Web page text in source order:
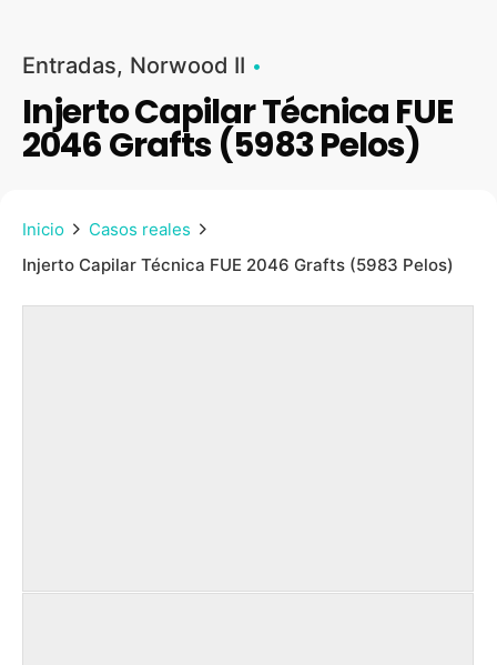
Entradas Norwood II
Injerto Capilar Técnica FUE
2046 Grafts (5983 Pelos)
Inicio
Casos reales
Injerto Capilar Técnica FUE 2046 Grafts (5983 Pelos)